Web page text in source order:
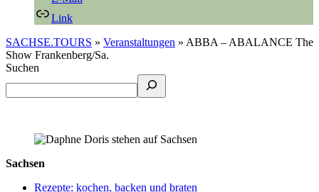
Link
SACHSE.TOURS » Veranstaltungen » ABBA – ABALANCE The
Show Frankenberg/Sa.
Suchen
Sachsen
Rezepte: kochen, backen und braten